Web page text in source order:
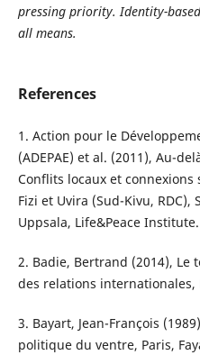
pressing priority. Identity-
all means.
References
1. Action pour le
(ADEPAE) et al. (2011), Au-
Conflits locaux et connexions
Fizi et Uvira (Sud-Kivu, RDC),
Uppsala, Life&Peace Institute.
2. Badie, Bertrand (2014), Le
des relations internationales,
3. Bayart, Jean-François
politique du ventre, Paris,